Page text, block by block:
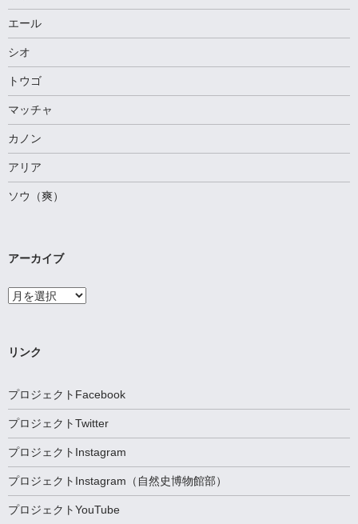
エール
シオ
トウゴ
マッチャ
カノン
アリア
ソウ（爽）
アーカイブ
ア
ー
ブ
リンク
プロジェクトFacebook
プロジェクトTwitter
プロジェクトInstagram
プロジェクトInstagram（自然史博物館部）
プロジェクトYouTube